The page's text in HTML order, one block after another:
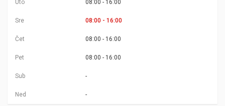
Uto 08:00 - 16:00
Sre 08:00 - 16:00
Čet 08:00 - 16:00
Pet 08:00 - 16:00
Sub -
Ned -